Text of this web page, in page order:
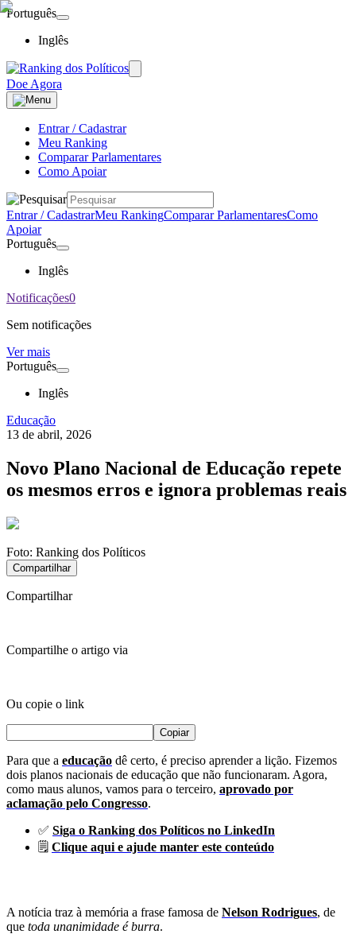
Português
Inglês
Doe Agora
Entrar / Cadastrar
Meu Ranking
Comparar Parlamentares
Como Apoiar
Entrar / CadastrarMeu RankingComparar ParlamentaresComo
Apoiar
Português
Inglês
Notificações0
Sem notificações
Ver mais
Português
Inglês
Educação
13 de abril, 2026
Novo Plano Nacional de Educação repete
os mesmos erros e ignora problemas reais
Foto: Ranking dos Políticos
Compartilhar
Compartilhar
Compartilhe o artigo via
Ou copie o link
Copiar
Para que a educação dê certo, é preciso aprender a lição. Fizemos
dois planos nacionais de educação que não funcionaram. Agora,
como maus alunos, vamos para o terceiro, aprovado por
aclamação pelo Congresso.
✅ Siga o Ranking dos Políticos no LinkedIn
🗒️ Clique aqui e ajude manter este conteúdo
A notícia traz à memória a frase famosa de Nelson Rodrigues, de
que toda unanimidade é burra.